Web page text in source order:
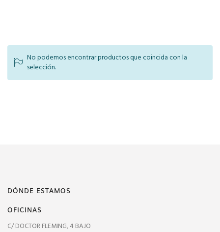
No podemos encontrar productos que coincida con la
selección.
DÓNDE ESTAMOS
OFICINAS
C/ DOCTOR FLEMING, 4 BAJO